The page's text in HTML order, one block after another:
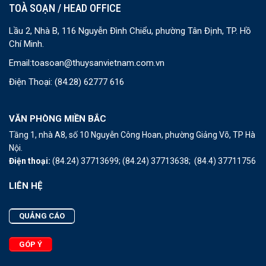
TOÀ SOẠN / HEAD OFFICE
Lầu 2, Nhà B, 116 Nguyễn Đình Chiểu, phường Tân Định, TP. Hồ
Chí Minh.
Email:toasoan@thuysanvietnam.com.vn
Điện Thoại: (84.28) 62777 616
VĂN PHÒNG MIỀN BẮC
Tầng 1, nhà A8, số 10 Nguyễn Công Hoan, phường Giảng Võ, TP Hà
Nội.
Điện thoại: (84.24) 37713699; (84.24) 37713638; (84.4) 37711756
LIÊN HỆ
QUẢNG CÁO
GÓP Ý